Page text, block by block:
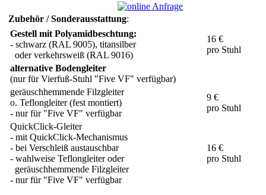
Zubehör / Sonderausstattung:
Gestell mit Polyamidbeschtung:
- schwarz (RAL 9005), titansilber
oder verkehrsweiß (RAL 9016)
16 €
pro Stuhl
alternative Bodengleiter
(nur für Vierfuß-Stuhl "Five VF" verfügbar)
geräuschhemmende Filzgleiter
o. Teflongleiter (fest montiert)
- nur für "Five VF" verfügbar
9 €
pro Stuhl
QuickClick-Gleiter
- mit QuickClick-Mechanismus
- bei Verschleiß austauschbar
- wahlweise Teflongleiter oder
geräuschhemmende Filzgleiter
- nur für "Five VF" verfügbar
16 €
pro Stuhl